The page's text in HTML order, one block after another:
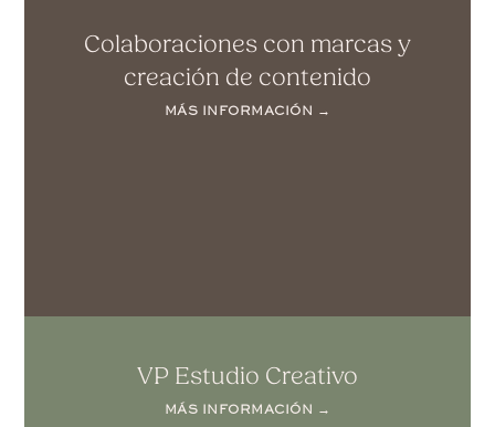
Colaboraciones con marcas y
creación de contenido
MÁS INFORMACIÓN →
VP Estudio Creativo
MÁS INFORMACIÓN →